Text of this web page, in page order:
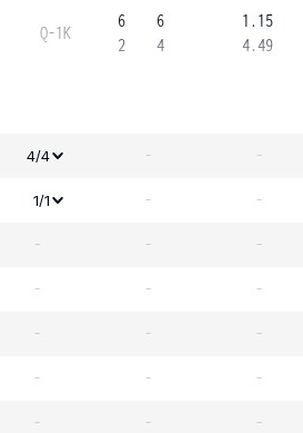
Q-1K
6
2
6
4
1.15
4.49
4/4 - -
1/1 - -
- - -
- - -
- - -
- - -
- - -